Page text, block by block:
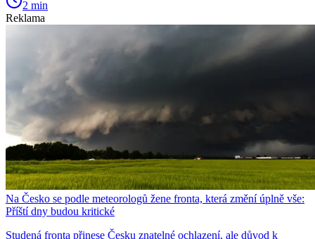
2 min
Reklama
Na Česko se podle meteorologů žene fronta, která změní úplně vše:
Příští dny budou kritické
Studená fronta přinese Česku znatelné ochlazení, ale důvod k